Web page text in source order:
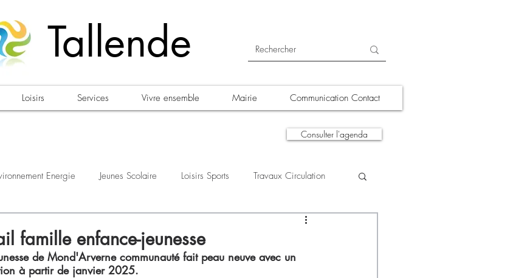
Tallende
Loisirs Services Vivre ensemble Mairie Communication Contact
Consulter l'agenda
Energie Jeunes Scolaire Loisirs Sports Travaux Circulation
A la une
famille enfance-jeunesse
de Mond'Arverne communauté fait peau neuve avec un
à partir de janvier 2025.